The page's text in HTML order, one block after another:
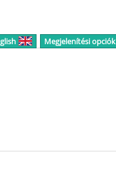
Megjelenítési opciók